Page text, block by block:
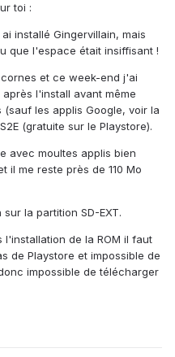
toi :
installé Gingervillain, mais
que l'espace était insiffisant !
et ce week-end j'ai
après l'install avant même
les applis Google, voir la
(gratuite sur le Playstore).
avec moultes applis bien
il me reste près de 110 Mo
la partition SD-EXT.
de la ROM il faut
de Playstore et impossible de
impossible de télécharger